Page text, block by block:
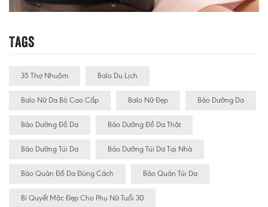
Tags
35 Thợ Nhuộm Balo Du Lịch
Balo Nữ Da Bò Cao Cấp Balo Nữ Đẹp Bảo Dưỡng Da
Bảo Dưỡng Đồ Da Bảo Dưỡng Đồ Da Thật
Bảo Dưỡng Túi Da Bảo Dưỡng Túi Da Tại Nhà
Bảo Quản Đồ Da Đúng Cách Bảo Quản Túi Da
Bí Quyết Mặc Đẹp Cho Phụ Nữ Tuổi 30